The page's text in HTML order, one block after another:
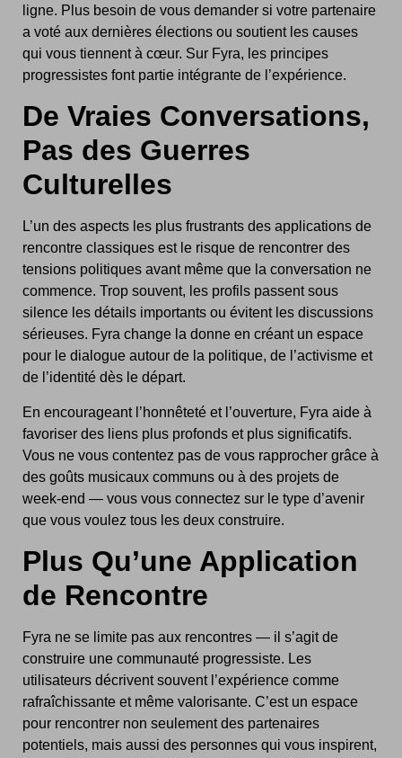
ligne. Plus besoin de vous demander si votre partenaire
a voté aux dernières élections ou soutient les causes
qui vous tiennent à cœur. Sur Fyra, les principes
progressistes font partie intégrante de l’expérience.
De Vraies Conversations,
Pas des Guerres
Culturelles
L’un des aspects les plus frustrants des applications de
rencontre classiques est le risque de rencontrer des
tensions politiques avant même que la conversation ne
commence. Trop souvent, les profils passent sous
silence les détails importants ou évitent les discussions
sérieuses. Fyra change la donne en créant un espace
pour le dialogue autour de la politique, de l’activisme et
de l’identité dès le départ.
En encourageant l’honnêteté et l’ouverture, Fyra aide à
favoriser des liens plus profonds et plus significatifs.
Vous ne vous contentez pas de vous rapprocher grâce à
des goûts musicaux communs ou à des projets de
week-end — vous vous connectez sur le type d’avenir
que vous voulez tous les deux construire.
Plus Qu’une Application
de Rencontre
Fyra ne se limite pas aux rencontres — il s’agit de
construire une communauté progressiste. Les
utilisateurs décrivent souvent l’expérience comme
rafraîchissante et même valorisante. C’est un espace
pour rencontrer non seulement des partenaires
potentiels, mais aussi des personnes qui vous inspirent,